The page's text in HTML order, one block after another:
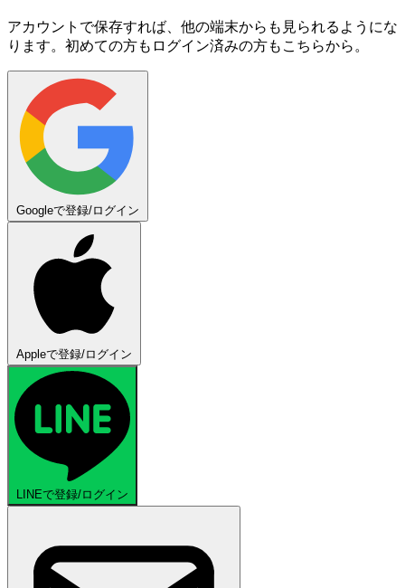
アカウントで保存すれば、他の端末からも見られるようにな
ります。初めての方もログイン済みの方もこちらから。
Googleで登録/ログイン
Appleで登録/ログイン
LINEで登録/ログイン